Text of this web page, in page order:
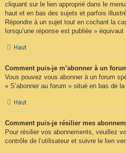
cliquant sur le lien approprié dans le
haut et en bas des sujets et parfois
Répondre à un sujet tout en cochant la
lorsqu’une réponse est publiée »
Haut
Comment puis-je m’abonner à un
Vous pouvez vous abonner à un forum
« S’abonner au forum » situé en bas de la
Haut
Comment puis-je résilier mes
Pour résilier vos abonnements, veuillez
contrôle de l’utilisateur et suivre le lien